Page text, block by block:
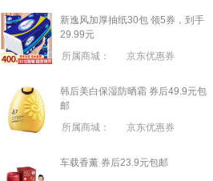
新逸风加厚抽纸30包 领5券，到手
29.99元
所属商城：
京东优惠券
韩后美白保湿防晒霜 券后49.9元包
邮
所属商城：
京东优惠券
车载香薰 券后23.9元包邮